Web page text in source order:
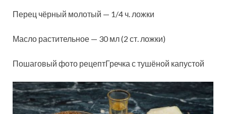
Перец чёрный молотый — 1/4 ч. ложки
Масло растительное — 30 мл (2 ст. ложки)
Пошаговый фото рецептГречка с тушёной капустой